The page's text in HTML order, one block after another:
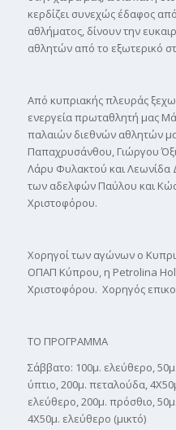
κερδίζει συνεχώς έδαφος
αθλήματος, δίνουν την
αθλητών από το εξωτερικό
Από κυπριακής πλευράς
ενεργεία πρωταθλητή μας
παλαιών διεθνών αθλητών
Παπαχρυσάνθου, Γιώργου
Λάρυ Φυλακτού και Λεωνίδα
των αδελφών Παύλου και
Χριστοφόρου.
Χορηγοί των αγώνων ο
ΟΠΑΠ Κύπρου, η Petrolina
Χριστοφόρου. Χορηγός
ΤΟ ΠΡΟΓΡΑΜΜΑ
Σάββατο: 100μ. ελεύθερο,
ύπτιο, 200μ. πεταλούδα,
ελεύθερο, 200μ. πρόσθιο,
4Χ50μ. ελεύθερο (μικτό)